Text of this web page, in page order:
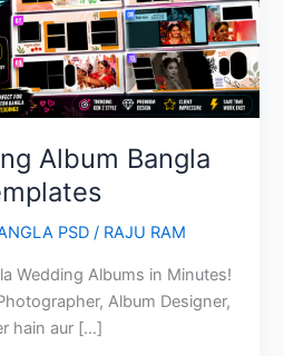
Album Bangla
PSD / RAJU RAM
Wedding Albums in Minutes!
Album Designer,
hain aur […]